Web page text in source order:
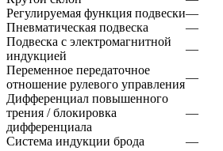
Регулируемая функция подвески—
Пневматическая подвеска
—
Подвеска с электромагнитной
индукцией
—
Переменное передаточное
отношение рулевого управления
—
Дифференциал повышенного
трения / блокировка
дифференциала
—
Система индукции брода —